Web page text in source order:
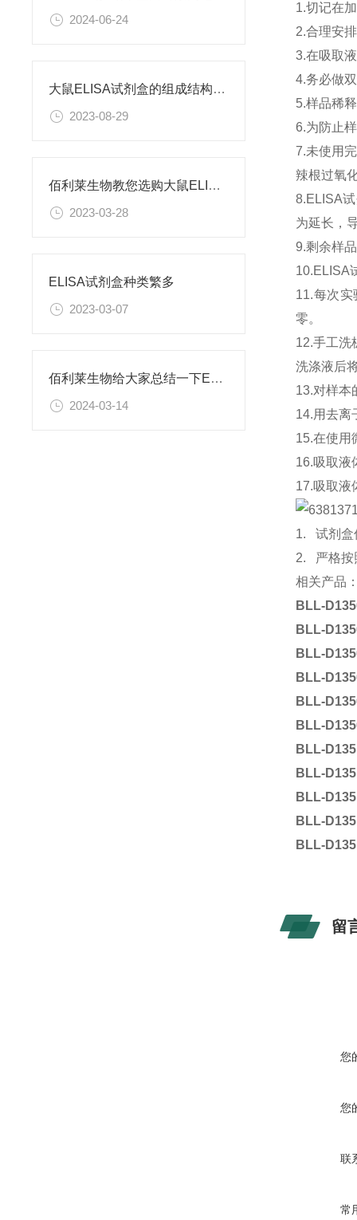
2024-06-24
大鼠ELISA试剂盒的组成结构及检测条件
2023-08-29
佰利莱生物教您选购大鼠ELISA试剂盒后需注意哪些
2023-03-28
ELISA试剂盒种类繁多
2023-03-07
佰利莱生物给大家总结一下ELISA筛选及注意事项
2024-03-14
1.切记在
2.合理安
3.在吸取
4.务必做
5.样品稀
6.为防止
7.未使用
辣根过氧
8.ELISA
为延长，
9.剩余样
10.ELISA
11.每次
零。
12.手工洗
洗涤液后
13.对样本
14.用去离
15.在使用
16.吸取液
17.吸取液
1. 试剂盒
2. 严格按
相关产品
BLL-
BLL-
BLL-
BLL-
BLL-
BLL-
BLL-
BLL-
BLL-
BLL-
BLL-
留
您
您
联
常